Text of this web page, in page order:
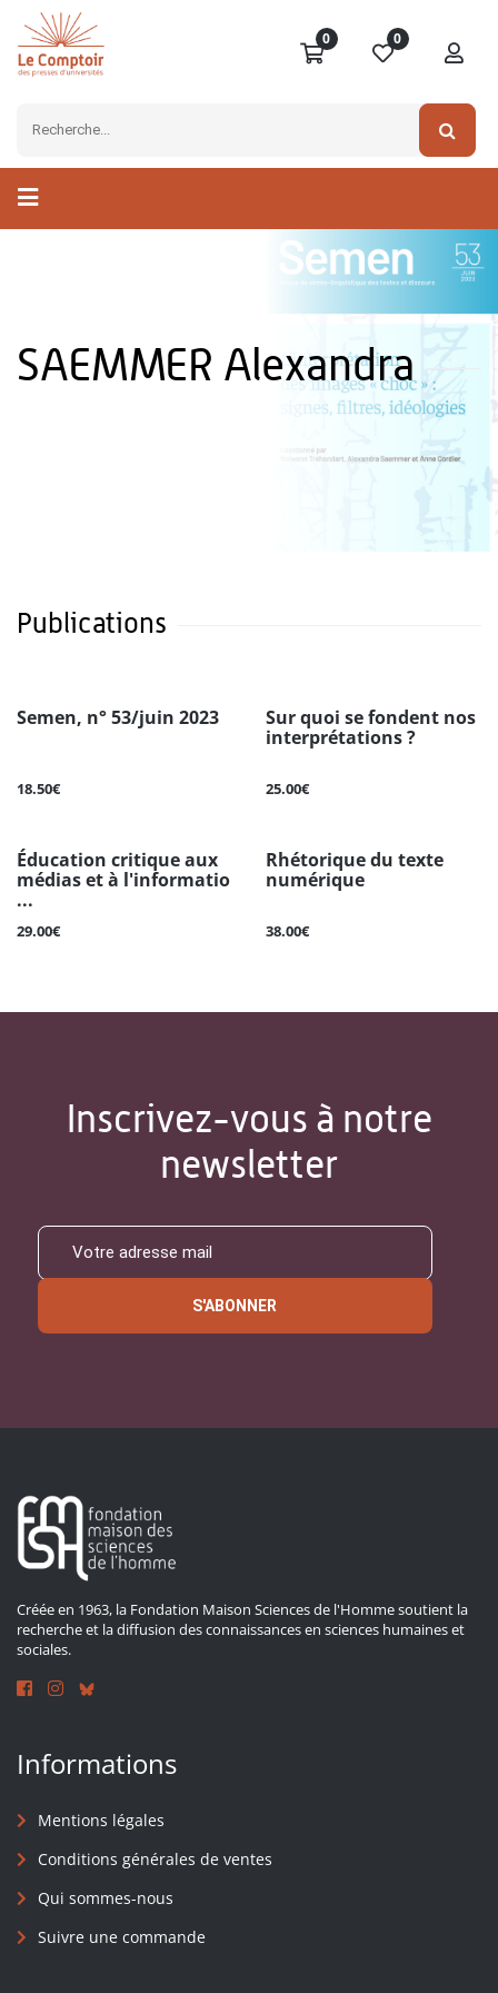
0 0
SAEMMER Alexandra
Publications
Semen, n° 53/juin 2023
18.50€
Sur quoi se fondent nos
interprétations ?
25.00€
Éducation critique aux
médias et à l'informatio
...
29.00€
Rhétorique du texte
numérique
38.00€
Inscrivez-vous à notre
newsletter
S'ABONNER
Créée en 1963, la Fondation Maison Sciences de l'Homme soutient la
recherche et la diffusion des connaissances en sciences humaines et
sociales.
Informations
Mentions légales
Conditions générales de ventes
Qui sommes-nous
Suivre une commande